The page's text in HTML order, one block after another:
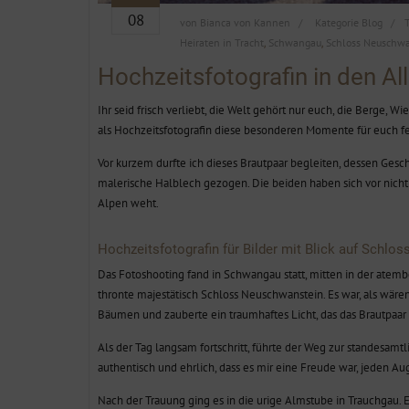
08 von Bianca von Kannen Kategorie Blog
Heiraten in Tracht, Schwangau , Schloss
Hochzeitsfotografin in den
Ihr seid frisch verliebt, die Welt gehört nur euch, die Berge,
als Hochzeitsfotografin diese besonderen Momente für euch
Vor kurzem durfte ich dieses Brautpaar begleiten, dessen
malerische Halblech gezogen. Die beiden haben sich vor
Alpen weht.
Hochzeitsfotografin für Bilder mit Blick auf
Das Fotoshooting fand in Schwangau statt, mitten in der
thronte majestätisch Schloss Neuschwanstein. Es war, als
Bäumen und zauberte ein traumhaftes Licht, das das
Als der Tag langsam fortschritt, führte der Weg zur
authentisch und ehrlich, dass es mir eine Freude war, jeden
Nach der Trauung ging es in die urige Almstube in